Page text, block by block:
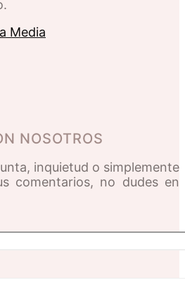
Media
NOSOTROS
inquietud o simplemente
comentarios, no dudes en